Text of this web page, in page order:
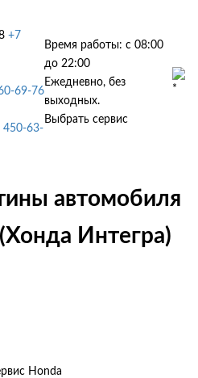
+7
69-76
450-63-
Время работы: с 08:00
до 22:00
Ежедневно, без
выходных.
Выбрать сервис
автомобиля
Интегра)
Honda